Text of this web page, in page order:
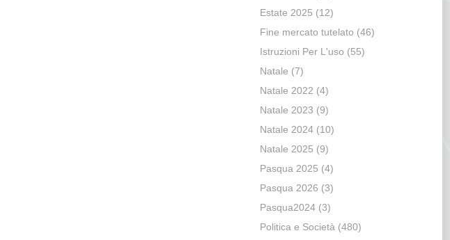
Estate 2025 (12)
Fine mercato tutelato (46)
Istruzioni Per L'uso (55)
Natale (7)
Natale 2022 (4)
Natale 2023 (9)
Natale 2024(10)
Natale 2025 (9)
Pasqua 2025 (4)
Pasqua 2026 (3)
Pasqua2024(3)
Politica e Società (480)